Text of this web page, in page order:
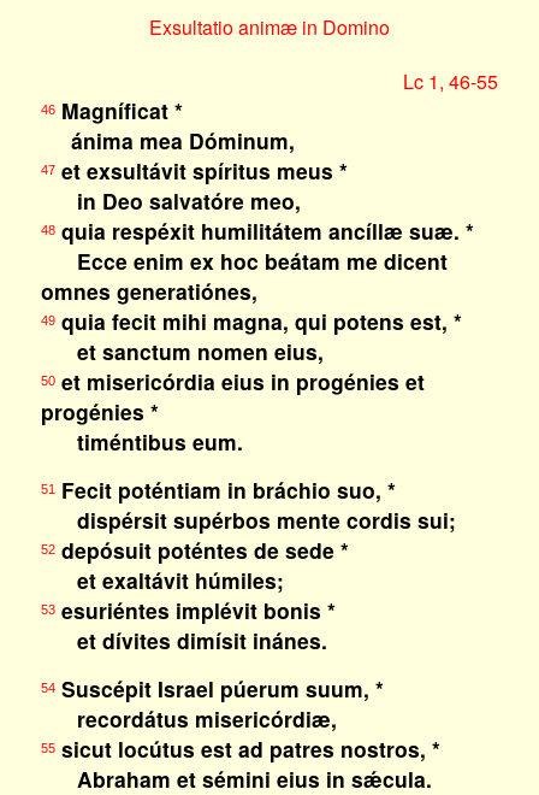
Exsultatio animæ in Domino
Lc 1, 46-55
46Magníficat *
ánima mea Dóminum,
47et exsultávit spíritus meus *
in Deo salvatóre meo,
48quia respéxit humilitátem ancíllæ suæ. *
Ecce enim ex hoc beátam me dicent
omnes generatiónes,
49quia fecit mihi magna, qui potens est, *
et sanctum nomen eius,
50et misericórdia eius in progénies et
progénies *
timéntibus eum.
51Fecit poténtiam in bráchio suo, *
dispérsit supérbos mente cordis sui;
52depósuit poténtes de sede *
et exaltávit húmiles;
53esuriéntes implévit bonis *
et dívites dimísit inánes.
54Suscépit Israel púerum suum, *
recordátus misericórdiæ,
55sicut locútus est ad patres nostros, *
Abraham et sémini eius in sǽcula.